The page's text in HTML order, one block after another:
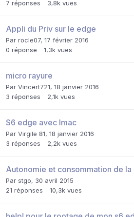
7 réponses 3,8k vues
Appli du Priv sur le edge
Par rocle07, 17 février 2016
0 réponse 1,3k vues
micro rayure
Par Vincert721, 18 janvier 2016
3 réponses 2,1k vues
S6 edge avec Imac
Par Virgile 81, 18 janvier 2016
3 réponses 2,2k vues
Autonomie et consommation de
Par stgo, 30 avril 2015
21 réponses 10,3k vues